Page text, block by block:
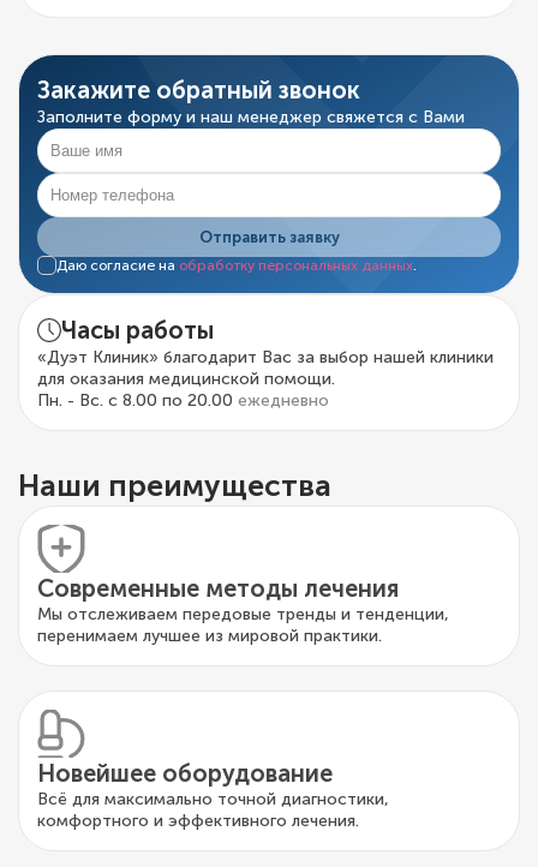
Закажите обратный звонок
Заполните форму и наш менеджер свяжется с Вами
Отправить заявку
Даю согласие на обработку персональных данных.
Часы работы
«Дуэт Клиник» благодарит Вас за выбор нашей клиники
для оказания медицинской помощи.
Пн. - Вс. с 8.00 по 20.00 ежедневно
Наши преимущества
Современные методы лечения
Мы отслеживаем передовые тренды и тенденции,
перенимаем лучшее из мировой практики.
Новейшее оборудование
Всё для максимально точной диагностики,
комфортного и эффективного лечения.